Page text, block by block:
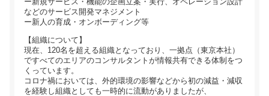
などのサービス開発マネジメント
ー新人の育成・オンボーディング等
【組織について】
現在、120名を超える組織となっており、一拠点（東京本社）
ですべてのエリアのコンサルタントが情報共有できる体制をつ
くっています。
コロナ禍においては、外的環境の影響などから初の減益・減収
を経験し組織としても一時的に流動がありましたが、